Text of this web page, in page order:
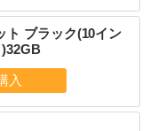
ト ブラック(10イン